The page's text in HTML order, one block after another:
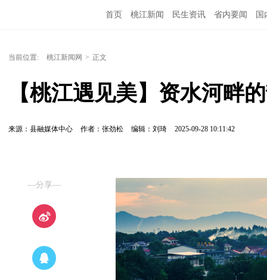
首页 桃江新闻 民生资讯 省内要闻 国
当前位置: 桃江新闻网 > 正文
【桃江遇见美】资水河畔
来源：县融媒体中心 作者：张劲松 编辑：刘琦 2025-09-28 10:11:42
—分享—